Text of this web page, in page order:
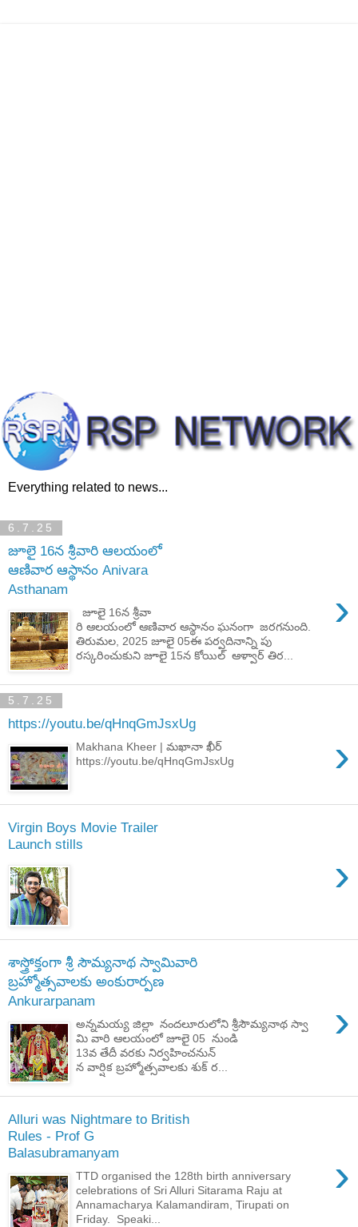
Everything related to news...
6.7.25
జూలై 16న శ్రీవారి ఆలయంలో
ఆణివార ఆస్థానం Anivara
Asthanam
›
జూలై 16న శ్రీవా
రి ఆలయంలో ఆణివార ఆస్థానం ఘనంగా జరగనుంది.
తిరుమల, 2025 జూలై 05ఈ పర్వదినాన్ని పు
రస్కరించుకుని జూలై 15న కోయిల్ ఆళ్వార్ తిర...
5.7.25
https://youtu.be/qHnqGmJsxUg
›
Makhana Kheer | మఖానా ఖీర్
https://youtu.be/qHnqGmJsxUg
Virgin Boys Movie Trailer
Launch stills
›
శాస్త్రోక్తంగా శ్రీ సౌమ్యనాథ స్వామివారి
బ్ర‌హ్మోత్స‌వాల‌కు అంకురార్పణ
Ankurarpanam
›
అన్నమయ్య జిల్లా నందలూరులోని శ్రీసౌమ్యనాథ స్వా
మి వారి ఆలయంలో జూలై 05 నుండి
13వ తేదీ వరకు నిర్వ‌హించ‌నున్
న వార్షిక బ్రహ్మోత్సవాలకు శుక్ ర...
Alluri was Nightmare to British
Rules - Prof G
Balasubramanyam
›
TTD organised the 128th birth anniversary
celebrations of Sri Alluri Sitarama Raju at
Annamacharya Kalamandiram, Tirupati on
Friday. Speaki...